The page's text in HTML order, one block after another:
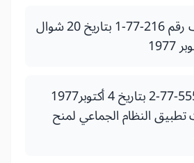
الظهير الشريف رقم 216-77-1 بتاريخ 20 شوال
المرسوم رقم 555-77-2 بتاريخ 4 أكتوبر1977
تطبيق النظام الجماعي لمنح